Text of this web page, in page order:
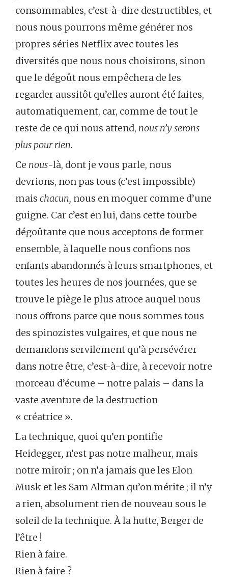
consommables, c’est-à-dire destructibles, et
nous nous pourrons même générer nos
propres séries Netflix avec toutes les
diversités que nous nous choisirons, sinon
que le dégoût nous empêchera de les
regarder aussitôt qu’elles auront été faites,
automatiquement, car, comme de tout le
reste de ce qui nous attend, nous n’y serons
plus pour rien.
Ce nous-là, dont je vous parle, nous
devrions, non pas tous (c’est impossible)
mais chacun, nous en moquer comme d’une
guigne. Car c’est en lui, dans cette tourbe
dégoûtante que nous acceptons de former
ensemble, à laquelle nous confions nos
enfants abandonnés à leurs smartphones, et
toutes les heures de nos journées, que se
trouve le piège le plus atroce auquel nous
nous offrons parce que nous sommes tous
des spinozistes vulgaires, et que nous ne
demandons servilement qu’à persévérer
dans notre être, c’est-à-dire, à recevoir notre
morceau d’écume – notre palais – dans la
vaste aventure de la destruction
« créatrice ».
La technique, quoi qu’en pontifie
Heidegger, n’est pas notre malheur, mais
notre miroir ; on n’a jamais que les Elon
Musk et les Sam Altman qu’on mérite ; il n’y
a rien, absolument rien de nouveau sous le
soleil de la technique. À la hutte, Berger de
l’être !
Rien à faire.
Rien à faire ?